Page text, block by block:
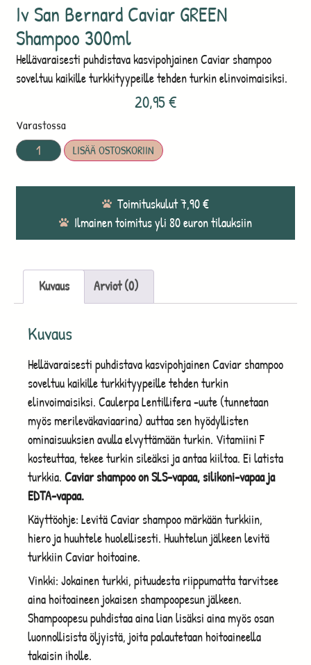
Iv San Bernard Caviar GREEN
Shampoo 300ml
Hellävaraisesti puhdistava kasvipohjainen Caviar shampoo
soveltuu kaikille turkkityypeille tehden turkin elinvoimaisiksi.
20,95€
Varastossa
LISÄÄ OSTOSKORIIN
Toimituskulut 7,90 €
Ilmainen toimitus yli 80 euron tilauksiin
Kuvaus Arviot (0)
Kuvaus
Hellävaraisesti puhdistava kasvipohjainen Caviar shampoo
soveltuu kaikille turkkityypeille tehden turkin
elinvoimaisiksi. Caulerpa Lentillifera -uute (tunnetaan
myös merileväkaviaarina) auttaa sen hyödyllisten
ominaisuuksien avulla elvyttämään turkin. Vitamiini F
kosteuttaa, tekee turkin sileäksi ja antaa kiiltoa. Ei latista
turkkia. Caviar shampoo on SLS-vapaa, silikoni-vapaa ja
EDTA-vapaa.
Käyttöohje: Levitä Caviar shampoo märkään turkkiin,
hiero ja huuhtele huolellisesti. Huuhtelun jälkeen levitä
turkkiin Caviar hoitoaine.
Vinkki: Jokainen turkki, pituudesta riippumatta tarvitsee
aina hoitoaineen jokaisen shampoopesun jälkeen.
Shampoopesu puhdistaa aina lian lisäksi aina myös osan
luonnollisista öljyistä, joita palautetaan hoitoaineella
takaisin iholle.